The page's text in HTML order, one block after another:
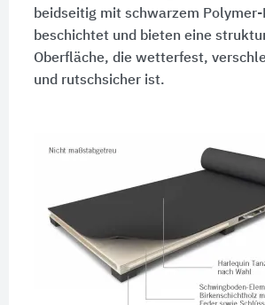
beidseitig mit schwarzem
beschichtet und bieten eine
Oberfläche, die wetterfest,
und rutschsicher ist.